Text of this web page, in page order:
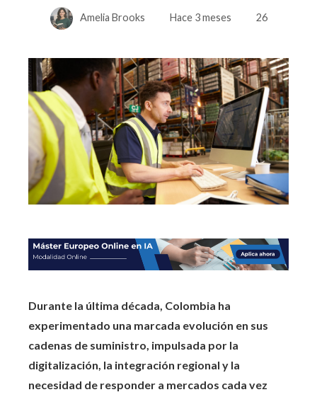
Amelia Brooks Hace 3 meses 26
Durante la última década, Colombia ha
experimentado una marcada evolución en sus
cadenas de suministro, impulsada por la
digitalización, la integración regional y la
necesidad de responder a mercados cada vez